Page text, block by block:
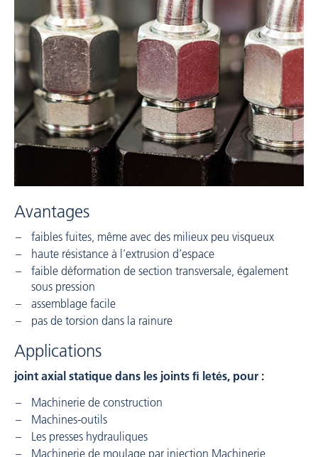
Avantages
faibles fuites, même avec des milieux peu visqueux
haute résistance à l’extrusion d’espace
faible déformation de section transversale, également
sous pression
assemblage facile
pas de torsion dans la rainure
Applications
joint axial statique dans les joints ﬁ letés, pour :
Machinerie de construction
Machines-outils
Les presses hydrauliques
Machinerie de moulage par injection Machinerie